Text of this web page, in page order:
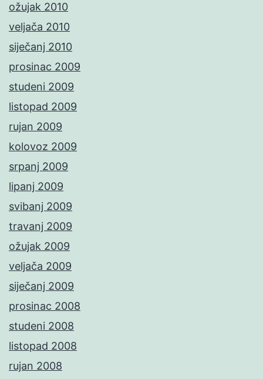
ožujak 2010
veljača 2010
siječanj 2010
prosinac 2009
studeni 2009
listopad 2009
rujan 2009
kolovoz 2009
srpanj 2009
lipanj 2009
svibanj 2009
travanj 2009
ožujak 2009
veljača 2009
siječanj 2009
prosinac 2008
studeni 2008
listopad 2008
rujan 2008